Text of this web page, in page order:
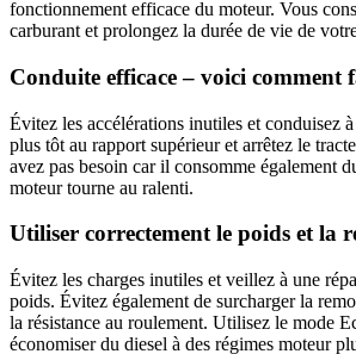
fonctionnement efficace du moteur. Vous
carburant et prolongez la durée de vie de
Conduite efficace – voici comment
Évitez les accélérations inutiles et conduisez
plus tôt au rapport supérieur et arrêtez le
avez pas besoin car il consomme également
moteur tourne au ralenti.
Utiliser correctement le poids et la
Évitez les charges inutiles et veillez à une
poids. Évitez également de surcharger la
la résistance au roulement. Utilisez le mode
économiser du diesel à des régimes moteur